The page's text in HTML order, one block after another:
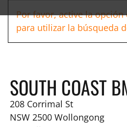
Por favor, active la
para utilizar la búsqueda
SOUTH COAST
208 Corrimal St
NSW 2500 Wollongong